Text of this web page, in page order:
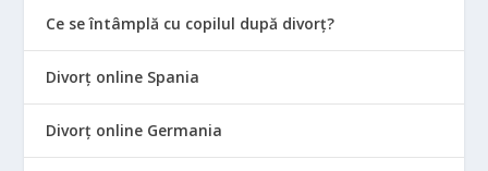
Ce se întâmplă cu copilul după divorț?
Divorț online Spania
Divorț online Germania